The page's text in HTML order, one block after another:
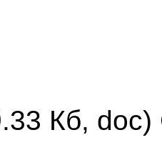
Кб, doc)